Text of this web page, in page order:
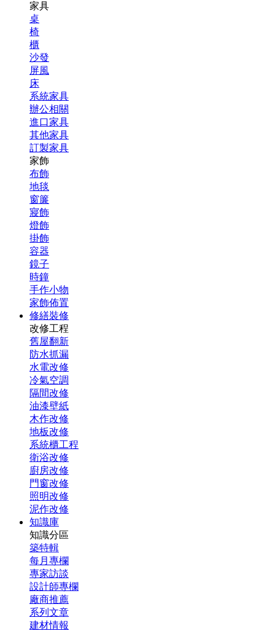
家具
桌
椅
櫃
沙發
屏風
床
系統家具
辦公相關
進口家具
其他家具
訂製家具
家飾
布飾
地毯
窗簾
寢飾
燈飾
掛飾
容器
鏡子
時鐘
手作小物
家飾佈置
修繕裝修
改修工程
舊屋翻新
防水抓漏
水電改修
冷氣空調
隔間改修
油漆壁紙
木作改修
地板改修
系統櫃工程
衛浴改修
廚房改修
門窗改修
照明改修
泥作改修
知識庫
知識分區
築特輯
每月專欄
專家訪談
設計師專欄
廠商推薦
系列文章
建材情報